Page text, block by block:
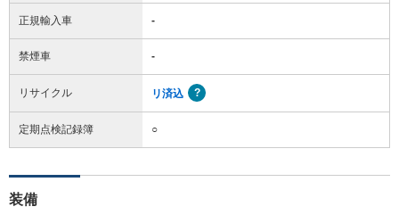
正規輸入車 -
禁煙車 -
リサイクル リ済込
定期点検記録簿 ○
装備